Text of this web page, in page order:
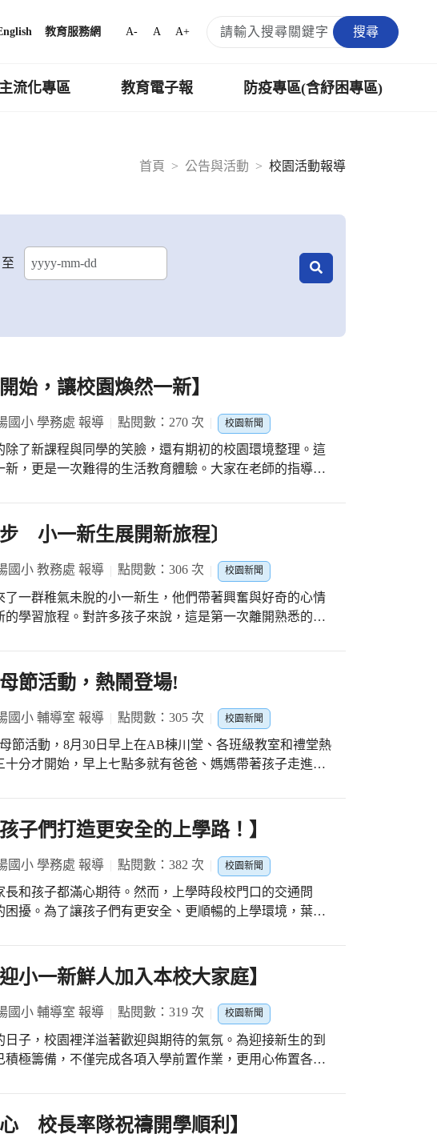
教育服務網 A- A A+ 搜尋
流化專區 教育電子報 防疫專區(含紓困專區)
首頁
公告與活動 校園活動報導
至
始，讓校園煥然一新】
國小 學務處 報導 點閱數：270 次 校園新聞
除了新課程與同學的笑臉，還有期初的校園環境整理。這
，更是一次難得的生活教育體驗。大家在老師的指導下
享受整潔的學習空間，卻很少思考這背後需要多少人的努
椅、清掃地板時，才真正體會到「整潔來自每一個人的用
麻煩，但做著做著，大家都認真投入，彼此互相幫忙，
學會了珍惜與維護公共空間的重要性。希望這份對環境的
整個學期，讓我們的校園一直保持乾淨、舒適，也讓每
步 小一新生展開新旅程〕
國小 教務處 報導 點閱數：306 次 校園新聞
了一群稚氣未脫的小一新生，他們帶著興奮與好奇的心情
的學習旅程。對許多孩子來說，這是第一次離開熟悉的家
桌椅的擺放位置，並透過遊戲和簡單的規範介紹，讓孩
立良好的學習習慣。當孩子們遇到不懂的地方，老師總
步步示範，給予適時的鼓勵與肯定。這份細膩的照顧，
的模樣，也能聽見教室中傳出陣陣歡笑聲。下課時，老師
，學習排隊、認識廁所與操場，為日後的生活打下良好基
們將一步步邁向快樂而充實的學習旅程。
節活動，熱鬧登場!
國小 輔導室 報導 點閱數：305 次 校園新聞
節活動，8月30日早上在AB棟川堂、各班級教室和禮堂熱
分才開始，早上七點多就有爸爸、媽媽帶著孩子走進校
學門氣球拱門，也引來一批又一批的小朋友和家長拍照留
同樣有許
，但是天氣較熱，有些人不耐久等，乾脆就繞道而行，直
流上場，手握鑼棒，蓄勢待
，存好心」，然後用力一捶，鑼響喧天，彷彿也震掉心
進到教室，準備進行班級活動。 九點鐘班級活動開
即將到來的開學做好準備。不一會兒，校長、家長會副
班級教室，校長並且代表教育部致贈每位小朋友一本繪
贈送每位新生一張環保桌墊，整個教室氣氛變得更加熱
子都好，他熱情的邀請新生家長加入家長會的行列。四處
子們打造更安全的上學路！】
國小 學務處 報導 點閱數：382 次 校園新聞
長和孩子都滿心期待。然而，上學時段校門口的交通問
擾。為了讓孩子們有更安全、更順暢的上學環境，葉建
是許多家長為了方便，會選擇在校門口附近並排停車，這
為部分機車送完孩子就違規迴轉，大大增加了交通意外的
長允諾與相關單位協調，規劃出更完善的接送動線。學校
輛有序停靠，改善並排停車和危險迴轉的問題。我們深
和家長們的共同努力，一定能為孩子們打造一個安全無虞
園安全問題的重視，也期待潭陽這個學習環境越來越安
小一新鮮人加入本校大家庭】
國小 輔導室 報導 點閱數：319 次 校園新聞
子，校園裡洋溢著歡迎與期待的氣氛。為迎接新生的到
積極籌備，不僅完成各項入學前置作業，更用心佈置各班
備了學習用品與小禮物，象徵學習旅程的美好開始。此
計畫與新生關懷表，期望能快速掌握學生狀況，提供即時
心 校長率隊祝禱開學順利】